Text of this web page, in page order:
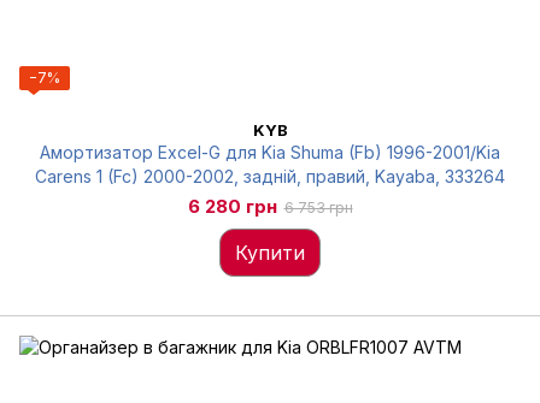
−7%
KYB
Амортизатор Excel-G для Kia Shuma (Fb) 1996-2001/Kia
Carens 1 (Fc) 2000-2002, задній, правий, Kayaba, 333264
6 280 грн 6 753 грн
Купити